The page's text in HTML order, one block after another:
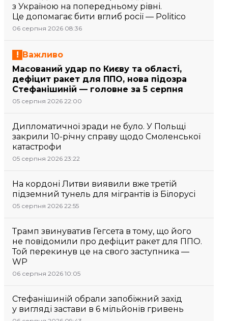
з Україною на попередньому рівні.
Це допомагає бити вглиб росії — Politico
06 серпня 2026 08:36
Важливо
Масований удар по Києву та області,
дефіцит ракет для ППО, нова підозра
Стефанішиній — головне за 5 серпня
05 серпня 2026 22:00
Дипломатичної зради не було. У Польщі
закрили 10-річну справу щодо Смоленської
катастрофи
05 серпня 2026 23:22
На кордоні Литви виявили вже третій
підземний тунель для мігрантів із Білорусі
05 серпня 2026 22:55
Трамп звинуватив Гегсета в тому, що його
не повідомили про дефіцит ракет для ППО.
Той перекинув це на свого заступника —
WP
06 серпня 2026 10:05
Стефанішиній обрали запобіжний захід
у вигляді застави в 6 мільйонів гривень